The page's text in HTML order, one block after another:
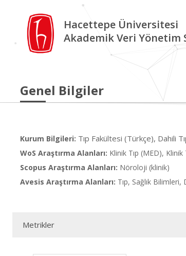
Hacettepe Üniversitesi
Akademik Veri Yönetim
Genel Bilgiler
Kurum Bilgileri: Tıp Fakültesi (Türkçe), Dahili
WoS Araştırma Alanları: Klinik Tıp (MED), Klinik
Scopus Araştırma Alanları: Nöroloji (klinik)
Avesis Araştırma Alanları: Tıp, Sağlık
Metrikler